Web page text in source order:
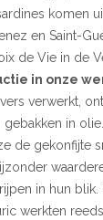
komen
en Saint-
de Vie in de
in onze
verwerkt,
in
de gekonfijte
in hun
werkten